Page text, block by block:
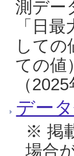
測デー
「日
しての
ての値
（
デー
※ 掲
場合